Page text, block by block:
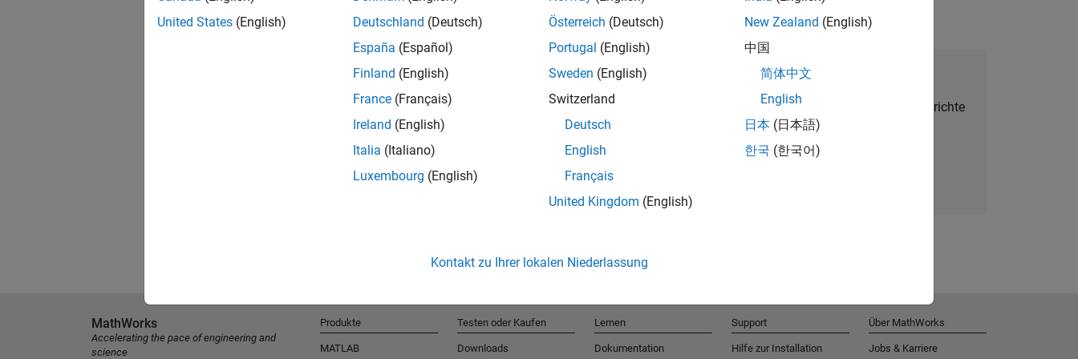
Talent Network beitreten
Erhalten Sie personalisierte Stellenangebote, Berichte
und Unternehmensneuigkeiten.
United States (English)
Deutschland (Deutsch)
España (Español)
Finland (English)
France (Français)
Ireland (English)
Italia (Italiano)
Luxembourg (English)
Österreich (Deutsch)
Portugal (English)
Sweden (English)
Switzerland
Deutsch
English
Français
United Kingdom (English)
New Zealand (English)
中国
简体中文
English
日本 (日本語)
한국 (한국어)
Kontakt zu Ihrer lokalen Niederlassung
MathWorks
Accelerating the pace of engineering and
science
Produkte
MATLAB
Testen oder Kaufen
Downloads
Lernen
Dokumentation
Support
Hilfe zur Installation
Über MathWorks
Jobs & Karriere